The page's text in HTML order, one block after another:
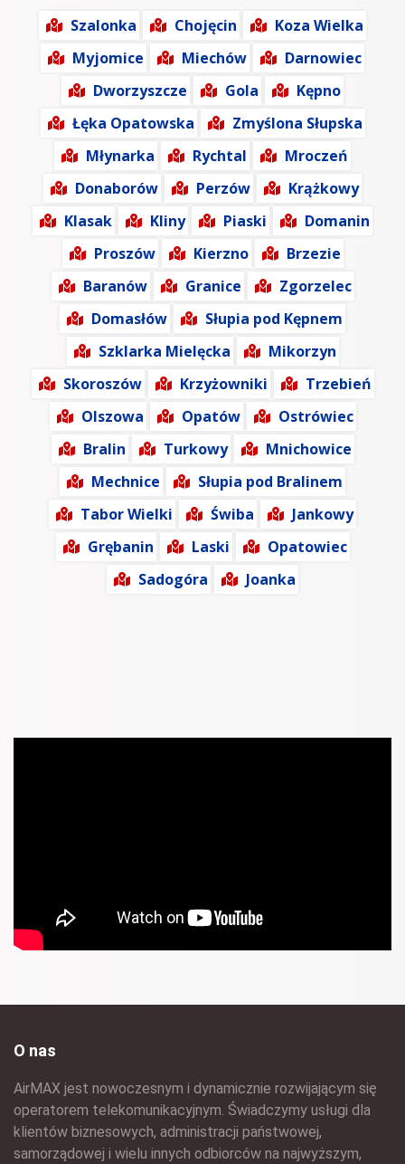
Szalonka Chojęcin
Koza Wielka
Myjomice
Miechów
Darnowiec
Dworzyszcze
Gola
Kępno
Łęka Opatowska
Zmyślona Słupska
Młynarka
Rychtal
Mroczeń
Donaborów
Perzów
Krążkowy
Klasak
Kliny Piaski
Domanin
Proszów
Kierzno
Brzezie
Baranów
Granice
Zgorzelec
Domasłów
Słupia pod Kępnem
Szklarka Mielęcka
Mikorzyn
Skoroszów
Krzyżowniki
Trzebień
Olszowa
Opatów
Ostrówiec
Bralin
Turkowy
Mnichowice
Mechnice
Słupia pod Bralinem
Tabor Wielki
Świba
Jankowy
Grębanin
Laski
Opatowiec
Sadogóra
Joanka
O nas
AirMAX jest nowoczesnym i dynamicznie rozwijającym się
operatorem telekomunikacyjnym. Świadczymy usługi dla
klientów biznesowych, administracji państwowej,
samorządowej i wielu innych odbiorców na najwyższym,